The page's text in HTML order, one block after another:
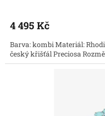
4 495 Kč
Barva: kombi Materiál:
český křišťál Preciosa